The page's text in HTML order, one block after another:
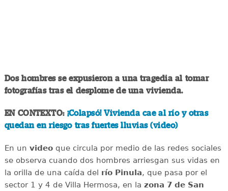
Dos hombres se expusieron a una tragedia al tomar
fotografías tras el desplome de una vivienda.
EN CONTEXTO: ¡Colapsó! Vivienda cae al río y otras
quedan en riesgo tras fuertes lluvias (video)
En un videoque circula por medio de las redes sociales
se observa cuando dos hombres arriesgan sus vidas en
la orilla de una caída del río Pinula, que pasa por el
sector 1 y 4 de Villa Hermosa, en la zona 7 de San